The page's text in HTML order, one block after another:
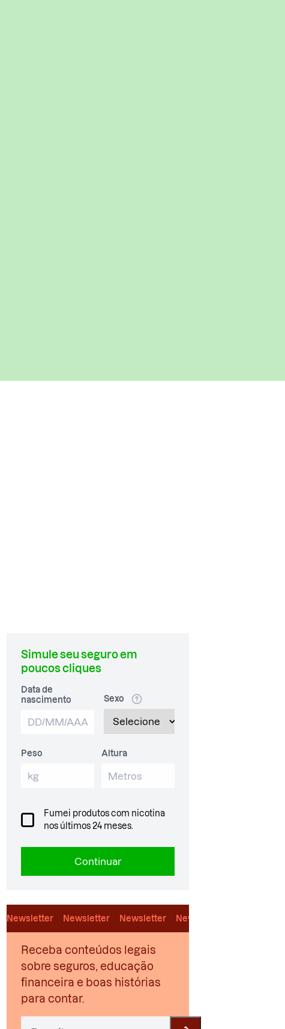
Simule seu seguro em
poucos cliques
Data de
nascimento
Sexo
Peso Altura
Fumei produtos com nicotina
nos últimos 24 meses.
Continuar
Newsletter Newsletter Newsletter Newsletter
Receba conteúdos legais
sobre seguros, educação
financeira e boas histórias
para contar.